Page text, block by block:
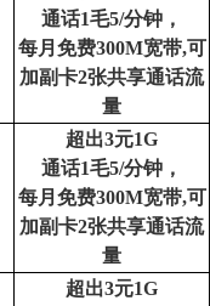
通话1毛5/分钟，
每月免费300M宽带,可
加副卡2张共享通话流
量
超出3元1G
通话1毛5/分钟，
每月免费300M宽带,可
加副卡2张共享通话流
量
超出3元1G